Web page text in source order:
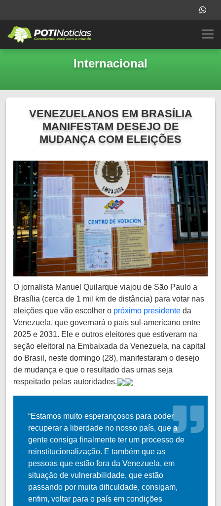
Internacional
VENEZUELANOS EM BRASÍLIA
MANIFESTAM DESEJO DE
MUDANÇA COM ELEIÇÕES
O jornalista Manuel Quilarque viajou de São Paulo a
Brasília (cerca de 1 mil km de distância) para votar nas
eleições que vão escolher o próximo presidente da
Venezuela, que governará o país sul-americano entre
2025 e 2031. Ele e outros eleitores que estiveram na
seção eleitoral na Embaixada da Venezuela, na capital
do Brasil, neste domingo (28), manifestaram o desejo
de mudança e que o resultado das urnas seja
respeitado pelas autoridades.
“Estamos muito esperançosos para poder
recuperar a liberdade no nosso país, que a
gente consiga finalmente ter um processo de
reinstitucionalização. E também que as
pessoas que estão fora da Venezuela, em
situação de vulnerabilidade, que estão
passando por muita dificuldade, consigam,
enfim, voltar para o país em condições